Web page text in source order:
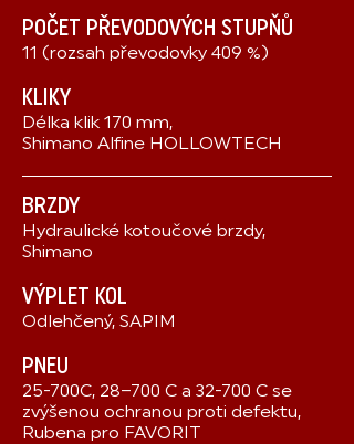
POČET PŘEVODOVÝCH STUPŇŮ
11 (rozsah převodovky 409 %)
KLIKY
Délka klik 170 mm,
Shimano Alfine HOLLOWTECH
BRZDY
Hydraulické kotoučové brzdy,
Shimano
VÝPLET KOL
Odlehčený, SAPIM
PNEU
25-700C, 28–700 C a 32-700 C se
zvýšenou ochranou proti defektu,
Rubena pro FAVORIT